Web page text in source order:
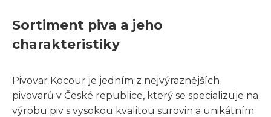
Sortiment piva a jeho
charakteristiky
Pivovar Kocour je jedním z nejvýraznějších
pivovarů v České republice, který se specializuje na
výrobu piv s vysokou kvalitou surovin a unikátním